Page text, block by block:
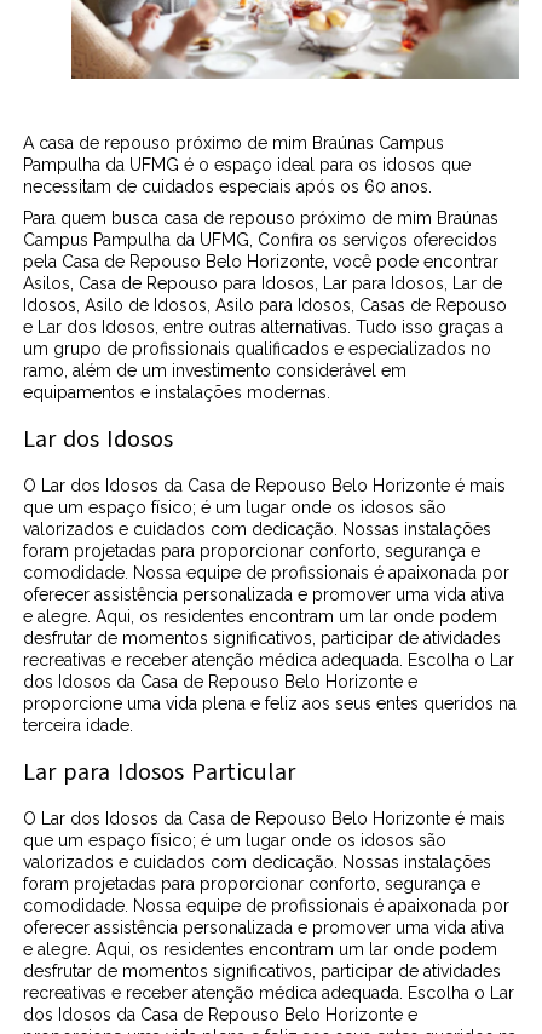
A casa de repouso próximo de mim Braúnas Campus
Pampulha da UFMG é o espaço ideal para os idosos que
necessitam de cuidados especiais após os 60 anos.
Para quem busca casa de repouso próximo de mim Braúnas
Campus Pampulha da UFMG, Confira os serviços oferecidos
pela Casa de Repouso Belo Horizonte, você pode encontrar
Asilos, Casa de Repouso para Idosos, Lar para Idosos, Lar de
Idosos, Asilo de Idosos, Asilo para Idosos, Casas de Repouso
e Lar dos Idosos, entre outras alternativas. Tudo isso graças a
um grupo de profissionais qualificados e especializados no
ramo, além de um investimento considerável em
equipamentos e instalações modernas.
Lar dos Idosos
O Lar dos Idosos da Casa de Repouso Belo Horizonte é mais
que um espaço físico; é um lugar onde os idosos são
valorizados e cuidados com dedicação. Nossas instalações
foram projetadas para proporcionar conforto, segurança e
comodidade. Nossa equipe de profissionais é apaixonada por
oferecer assistência personalizada e promover uma vida ativa
e alegre. Aqui, os residentes encontram um lar onde podem
desfrutar de momentos significativos, participar de atividades
recreativas e receber atenção médica adequada. Escolha o Lar
dos Idosos da Casa de Repouso Belo Horizonte e
proporcione uma vida plena e feliz aos seus entes queridos na
terceira idade.
Lar para Idosos Particular
O Lar dos Idosos da Casa de Repouso Belo Horizonte é mais
que um espaço físico; é um lugar onde os idosos são
valorizados e cuidados com dedicação. Nossas instalações
foram projetadas para proporcionar conforto, segurança e
comodidade. Nossa equipe de profissionais é apaixonada por
oferecer assistência personalizada e promover uma vida ativa
e alegre. Aqui, os residentes encontram um lar onde podem
desfrutar de momentos significativos, participar de atividades
recreativas e receber atenção médica adequada. Escolha o Lar
dos Idosos da Casa de Repouso Belo Horizonte e